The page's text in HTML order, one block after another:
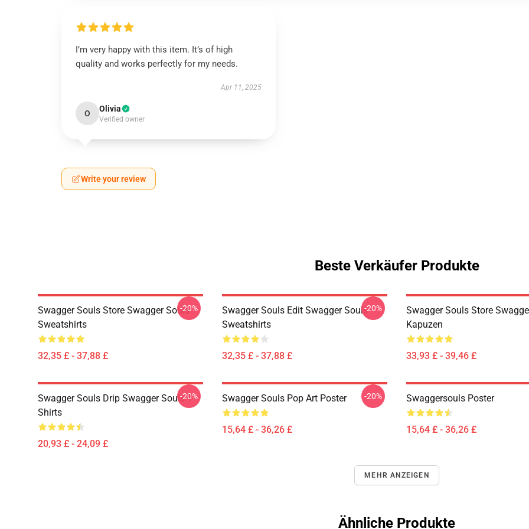
I’m very happy with this item. It’s of high
quality and works perfectly for my needs.
Apr 11, 2025
O Olivia
Verified owner
Write your review
Beste Verkäufer Produkte
Swagger Souls Store Swagger Souls
Sweatshirts
32,35 £ - 37,88 £
-20%
Swagger Souls Edit Swagger Souls
Sweatshirts
32,35 £ - 37,88 £
-20%
Swagger Souls Store
Kapuzen
33,93 £ - 39,46 £
Swagger Souls Drip Swagger Souls T-
Shirts
20,93 £ - 24,09 £
-20% Swagger Souls Pop Art Poster
15,64 £ - 36,26 £
-20% Swaggersouls Poster
15,64 £ - 36,26 £
MEHR ANZEIGEN
Ähnliche Produkte